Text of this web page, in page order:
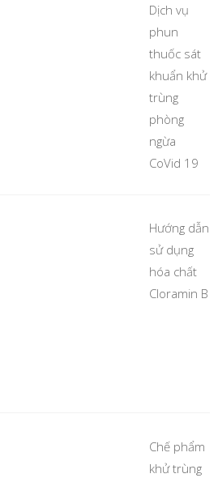
Dịch vụ
phun
thuốc sát
khuẩn khử
trùng
phòng
ngừa
CoVid 19
Hướng dẫn
sử dụng
hóa chất
Cloramin B
Chế phẩm
khử trùng